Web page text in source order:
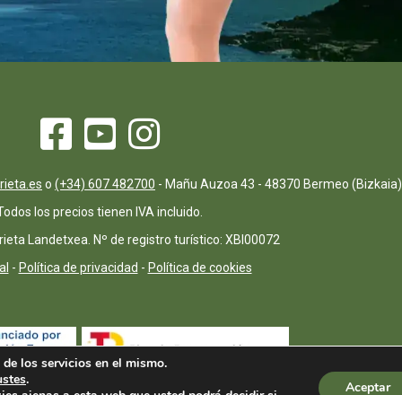
o (+34) 607 482700 - Mañu Auzoa 43 - 48370 Bermeo (Bizkaia)
los precios tienen IVA incluido.
Landetxea. Nº de registro turístico: XBI00072
- Política de privacidad - Política de cookies
los servicios en el mismo.
.
Aceptar